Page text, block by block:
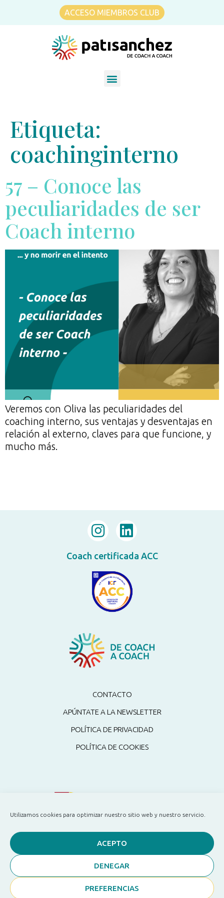
Utilizamos cookies para optimizar nuestro sitio web y nuestro servicio.
ACEPTO
DENEGAR
PREFERENCIAS
ACCESO MIEMBROS CLUB
Etiqueta:
coachinginterno
57 – Conoce las
peculiaridades de ser
Coach interno
Veremos con Oliva las peculiaridades del
coaching interno, sus ventajas y desventajas en
relación al externo, claves para que funcione, y
mucho más.
CONTACTO
APÚNTATE A LA NEWSLETTER
POLÍTICA DE PRIVACIDAD
POLÍTICA DE COOKIES
Coach certificada ACC
Copyright ©2024 Pati Sanchez